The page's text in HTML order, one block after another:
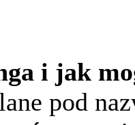
i jak
pod